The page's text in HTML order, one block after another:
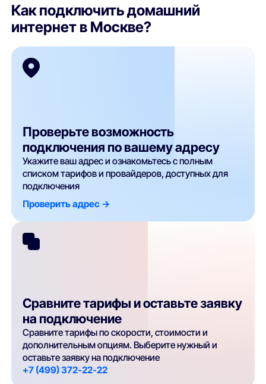
Как подключить домашний
интернет в Москве?
Проверьте возможность
подключения по вашему адресу
Укажите ваш адрес и ознакомьтесь с полным
списком тарифов и провайдеров, доступных для
подключения
Проверить адрес ->
Сравните тарифы и оставьте заявку
на подключение
Сравните тарифы по скорости, стоимости и
дополнительным опциям. Выберите нужный и
оставьте заявку на подключение
+7 (499) 372-22-22